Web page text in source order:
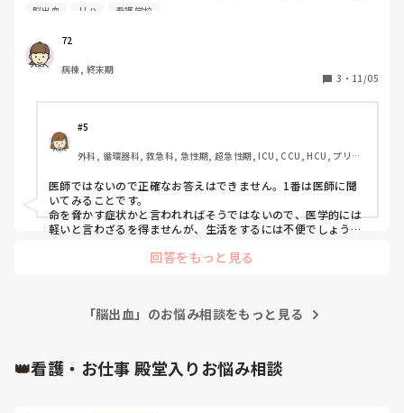
完成は実習終了するときで大丈夫だと思います！
頑張ってくださいね！
自転車は見た目ほど破損は目立たなかったのですが、歪みが
10分ほとJCS3-200、担架に乗せられ救急車に乗り込んだと
ころで意識が戻りつつも3-100〜2-30、30分後に意識がクリ
アになりつつ職場へ電話しまして。
胸も強打してるので皮下出血と擦過傷に労作時には呼吸苦と
痛みが出ます。
骨折や脳出血、気胸はなかったのですが。
これからリハビリ通院となります。
痺れの範囲が広く、集中力に欠けボーとしたり頭重感や眼圧
で痛みが走ったり吐き気がします。
症状は酷いと言えるのでしょうか？
検査は何を注意してみればいいのか分かりません。
ダメだと何か支障をきたすのか不安です。
脳出血 リハ 看護学校
72
病棟, 終末期
3 ・ 11/05
#5
外科, 循環器科, 救急科, 急性期, 超急性期, ICU, CCU, HCU, プリセ
医師ではないので正確なお答えはできません。1番は医師に聞
いてみることです。
命を脅かす症状かと言われればそうではないので、医学的には
軽いと言わざるを得ませんが、生活をするには不便でしょう。
仮に利き手に何かしらの障害が残った場合、看護技術を行う上
回答をもっと見る
「脳出血」のお悩み相談をもっと見る
👑看護・お仕事 殿堂入りお悩み相談